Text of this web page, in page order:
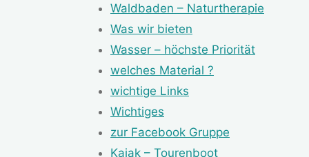
Waldbaden – Naturtherapie
Was wir bieten
Wasser – höchste Priorität
welches Material ?
wichtige Links
Wichtiges
zur Facebook Gruppe
Kajak – Tourenboot